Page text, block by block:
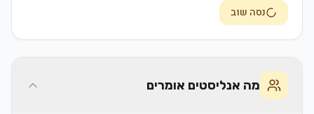
נסה שוב
מה אנליסטים אומרים